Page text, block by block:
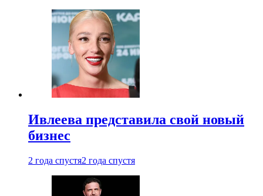
Ивлеева представила свой новый
бизнес
2 года спустя2 года спустя